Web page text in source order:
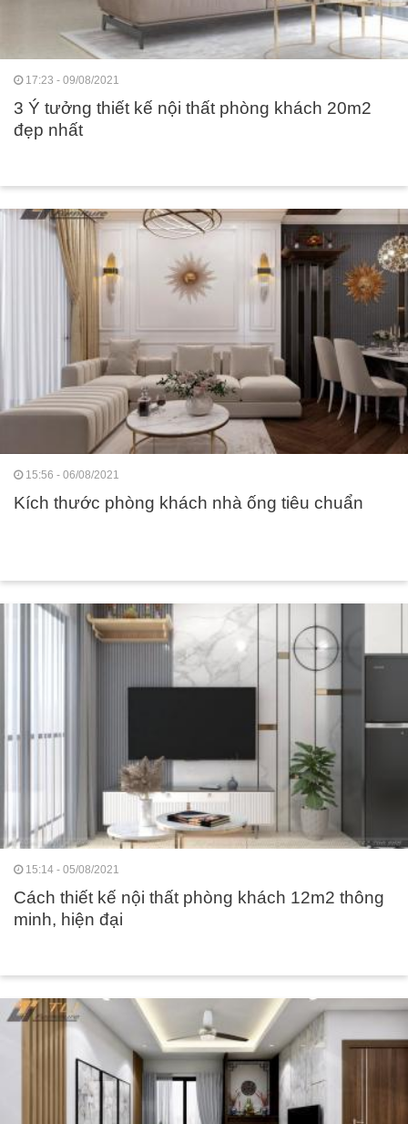
17:23 - 09/08/2021
3 Ý tưởng thiết kế nội thất phòng khách 20m2
đẹp nhất
15:56 - 06/08/2021
Kích thước phòng khách nhà ống tiêu chuẩn
15:14 - 05/08/2021
Cách thiết kế nội thất phòng khách 12m2 thông
minh, hiện đại